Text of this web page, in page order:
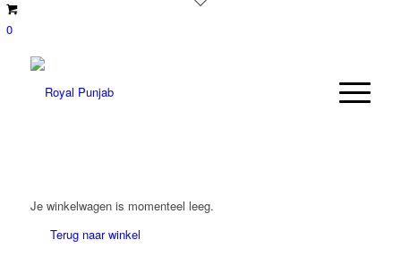
0
Je winkelwagen is momenteel leeg.
Terug naar winkel